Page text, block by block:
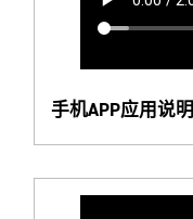
手机APP应用说明